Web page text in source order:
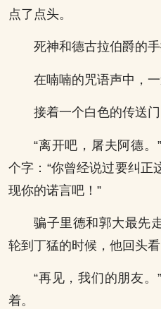
点了点头。
死神和德古拉伯爵的手
在喃喃的咒语声中，
接着一个白色的传送
“离开吧，屠夫阿德
个字：“你曾经说过要纠正
现你的诺言吧！”
骗子里德和郭大最先
轮到丁猛的时候，他回头
“再见，我们的朋友
着。